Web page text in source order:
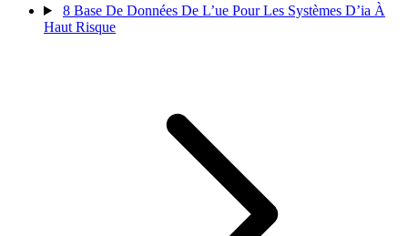
8 Base De Données De L’ue Pour Les Systèmes D’ia À
Haut Risque